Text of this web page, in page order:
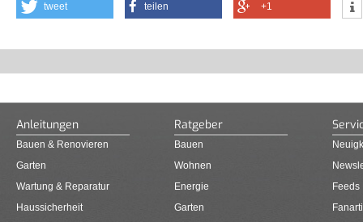
tweet teilen +1
Anleitungen
Bauen & Renovieren
Garten
Wartung & Reparatur
Haussicherheit
Ratgeber
Bauen
Wohnen
Energie
Garten
Feeds